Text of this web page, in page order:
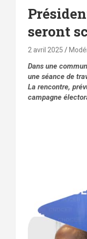
seront
2 avril 2025
Dans une
une séance de
La rencontre,
campagne